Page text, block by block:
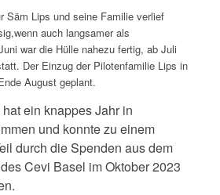
Säm Lips und seine Familie verlief
auch langsamer als
war die Hülle nahezu fertig, ab Juli
Der Einzug der Pilotenfamilie Lips in
August geplant.
ein knappes Jahrin
und konntezu einem
durch dieSpenden aus dem
Cevi Basel im Oktober 2023